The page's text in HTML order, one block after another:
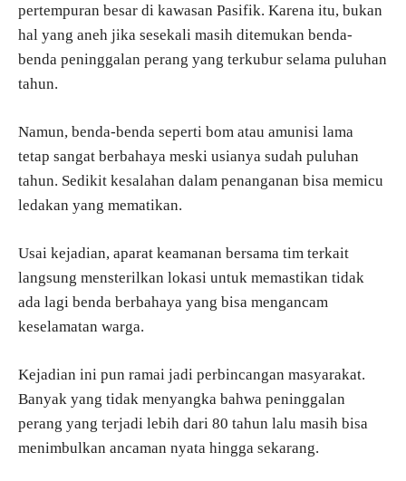
pertempuran besar di kawasan Pasifik. Karena itu, bukan
hal yang aneh jika sesekali masih ditemukan benda-
benda peninggalan perang yang terkubur selama puluhan
tahun.
Namun, benda-benda seperti bom atau amunisi lama
tetap sangat berbahaya meski usianya sudah puluhan
tahun. Sedikit kesalahan dalam penanganan bisa memicu
ledakan yang mematikan.
Usai kejadian, aparat keamanan bersama tim terkait
langsung mensterilkan lokasi untuk memastikan tidak
ada lagi benda berbahaya yang bisa mengancam
keselamatan warga.
Kejadian ini pun ramai jadi perbincangan masyarakat.
Banyak yang tidak menyangka bahwa peninggalan
perang yang terjadi lebih dari 80 tahun lalu masih bisa
menimbulkan ancaman nyata hingga sekarang.